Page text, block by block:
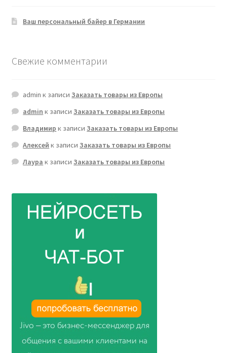
Ваш персональный байер в Германии
Свежие комментарии
admin к записиЗаказать товары из Европы
admin к записиЗаказать товары из Европы
Владимир к записиЗаказать товары из Европы
Алексей к записиЗаказать товары из Европы
Лаура к записиЗаказать товары из Европы